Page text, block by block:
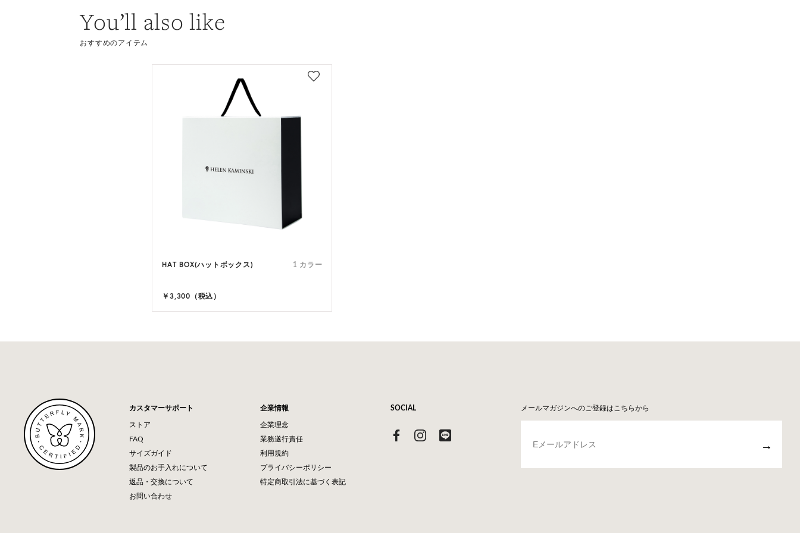
You’ll also like
おすすめのアイテム
HAT BOX(ハットボックス) 1 カラー
￥3,300（税込）
メールマガジンへのご登録はこちらから
→
カスタマーサポート
ストア
FAQ
サイズガイド
製品のお手入れについて
返品・交換について
お問い合わせ
企業情報
企業理念
業務遂行責任
利用規約
プライバシーポリシー
特定商取引法に基づく表記
SOCIAL